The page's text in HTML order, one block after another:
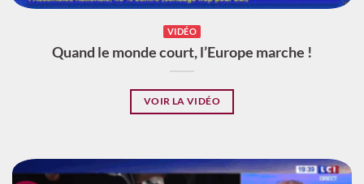
VIDÉO
Quand le monde court, l’Europe marche !
VOIR LA VIDÉO